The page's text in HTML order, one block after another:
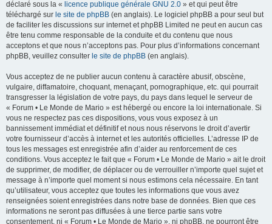
déclaré sous la « licence publique générale GNU 2.0 » et qui peut être
téléchargé sur le site de phpBB (en anglais). Le logiciel phpBB a pour seul but
de faciliter les discussions sur internet et phpBB Limited ne peut en aucun cas
être tenu comme responsable de la conduite et du contenu que nous
acceptons et que nous n’acceptons pas. Pour plus d’informations concernant
phpBB, veuillez consulter le site de phpBB (en anglais).
Vous acceptez de ne publier aucun contenu à caractère abusif, obscène,
vulgaire, diffamatoire, choquant, menaçant, pornographique, etc. qui pourrait
transgresser la législation de votre pays, du pays dans lequel le serveur de
« Forum • Le Monde de Mario » est hébergé ou encore la loi internationale. Si
vous ne respectez pas ces dispositions, vous vous exposez à un
bannissement immédiat et définitif et nous nous réservons le droit d’avertir
votre fournisseur d’accès à internet et les autorités officielles. L’adresse IP de
tous les messages est enregistrée afin d’aider au renforcement de ces
conditions. Vous acceptez le fait que « Forum • Le Monde de Mario » ait le droit
de supprimer, de modifier, de déplacer ou de verrouiller n’importe quel sujet et
message à n’importe quel moment si nous estimons cela nécessaire. En tant
qu’utilisateur, vous acceptez que toutes les informations que vous avez
renseignées soient enregistrées dans notre base de données. Bien que ces
informations ne seront pas diffusées à une tierce partie sans votre
consentement, ni « Forum • Le Monde de Mario », ni phpBB, ne pourront être